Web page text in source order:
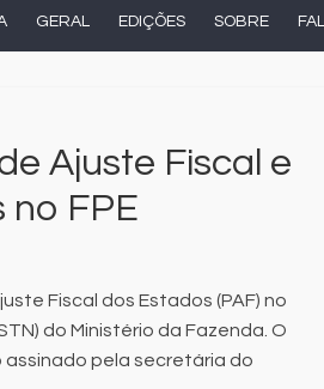
GERAL EDIÇÕES SOBRE
Ajuste Fiscal e
FPE
Fiscal dos Estados (PAF) no
do Ministério da Fazenda. O
assinado pela secretária do